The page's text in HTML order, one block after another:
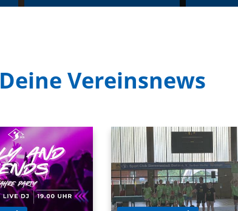
Deine Vereinsnews